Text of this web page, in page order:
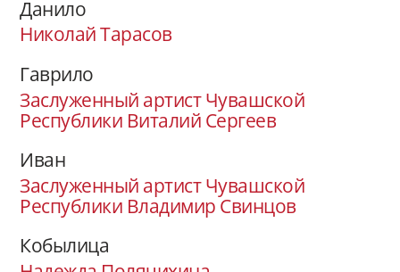
Данило
Николай Тарасов
Гаврило
Заслуженный артист Чувашской
Республики Виталий Сергеев
Иван
Заслуженный артист Чувашской
Республики Владимир Свинцов
Кобылица